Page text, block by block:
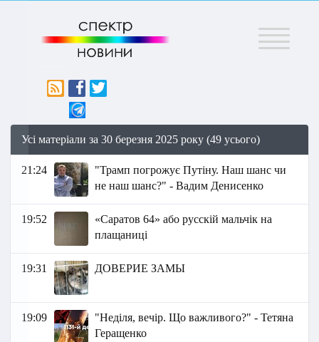
Меню
Усі матеріали за 30 березня 2025 року (49 усього)
21:24
"Трамп погрожує Путіну. Наш шанс чи
не наш шанс?" - Вадим Денисенко
19:52
«Саратов 64» або русскій мальчік на
плащаниці
19:31 ДОВЕРИЕ ЗАМЫ
19:09
"Неділя, вечір. Що важливого?" - Тетяна
Геращенко